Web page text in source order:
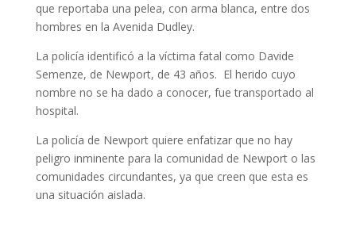
que reportaba una pelea, con arma blanca, entre dos
hombres en la Avenida Dudley.
La policía identificó a la víctima fatal como Davide
Semenze, de Newport, de 43 años. El herido cuyo
nombre no se ha dado a conocer, fue transportado al
hospital.
La policía de Newport quiere enfatizar que no hay
peligro inminente para la comunidad de Newport o las
comunidades circundantes, ya que creen que esta es
una situación aislada.